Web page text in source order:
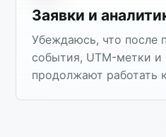
Заявки и
Убеждаюсь, что после
события, UTM-метки и
продолжают работать